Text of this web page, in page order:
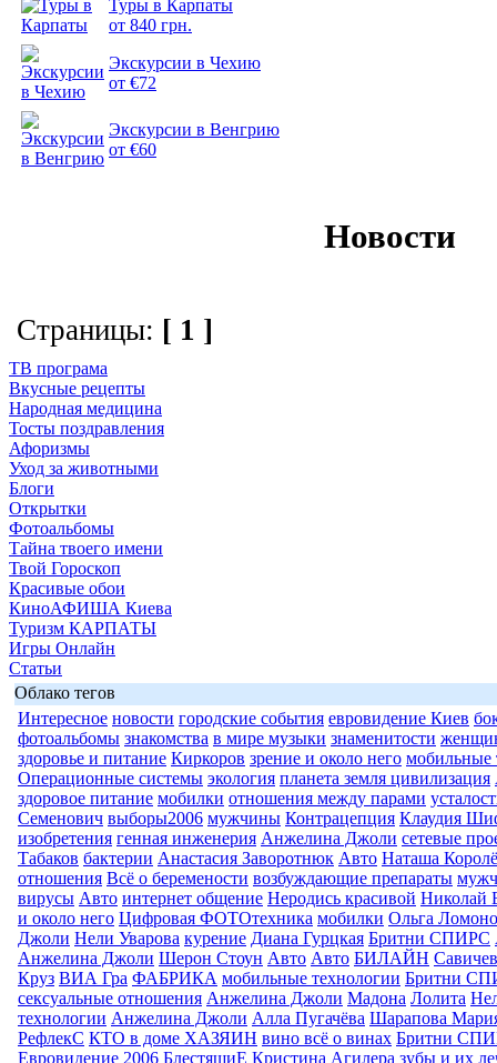
Туры в Карпаты
от 840 грн.
Экскурсии в Чехию
от €72
Экскурсии в Венгрию
от €60
Новости
Страницы: [ 1 ]
ТВ програма
Вкусные рецепты
Народная медицина
Тосты поздравления
Афоризмы
Уход за животными
Блоги
Открытки
Фотоальбомы
Тайна твоего имени
Твой Гороскоп
Красивые обои
КиноАФИША Киева
Туризм КАРПАТЫ
Игры Онлайн
Статьи
Облако тегов
Интересное новости городские события евровидение Киев
фотоальбомы знакомства в мире музыки знаменитости
здоровье и питание Киркоров зрение и около него мобильные
Операционные системы экология планета земля цивилизация
здоровое питание мобилки отношения между парами
Семенович выборы2006 мужчины Контрацепция Клаудия
изобретения генная инженерия Анжелина Джоли сетевые
Табаков бактерии Анастасия Заворотнюк Авто Наташа
отношения Всё о беремености возбуждающие препараты
вирусы Авто интернет общение Неродись красивой Николай
и около него Цифровая ФОТОтехника мобилки Ольга
Джоли Нели Уварова курение Диана Гурцкая Бритни СПИРС
Анжелина Джоли Шерон Стоун Авто Авто БИЛАЙН
Круз ВИА Гра ФАБРИКА мобильные технологии Бритни
сексуальные отношения Анжелина Джоли Мадона Лолита
технологии Анжелина Джоли Алла Пугачёва Шарапова
РефлекС КТО в доме ХАЗЯИН вино всё о винах Бритни
Евровидение 2006 БлестящиЕ Кристина Агилера зубы и их